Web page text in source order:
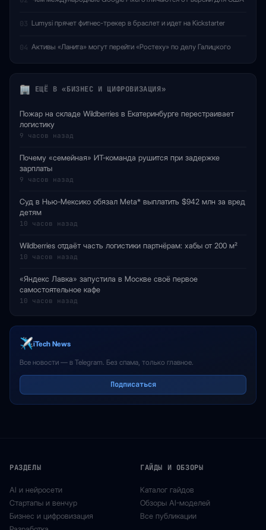
03 Lumysi прячет фитнес-трекер в браслет и идет на Kickstarter
04 Активы «Ланита» могут перейти «Ростеху» по делу Галицкого
ЕЩЁ В «БИЗНЕС И ЦИФРОВИЗАЦИЯ»
Пожар на складе Wildberries в Екатеринбурге перестраивает
логистику
9 часов назад
Почему «семейная» ИТ-команда рушится при задержке
зарплаты
9 часов назад
Суд в Нью-Мексико обязал Meta* выплатить $942 млн за вред
детям
10 часов назад
Wildberries отдаёт часть логистики партнёрам: хабы от 200 м²
10 часов назад
«Яндекс Лавка» запустила в Москве своё первое
самостоятельное кафе
10 часов назад
iTech News
Все новости — в Telegram. Без спама, только главное.
Подписаться
РАЗДЕЛЫ
AI и нейросети
Стартапы и венчур
Бизнес и цифровизация
ГАЙДЫ И ОБЗОРЫ
Каталог гайдов
Обзоры AI-моделей
Все публикации